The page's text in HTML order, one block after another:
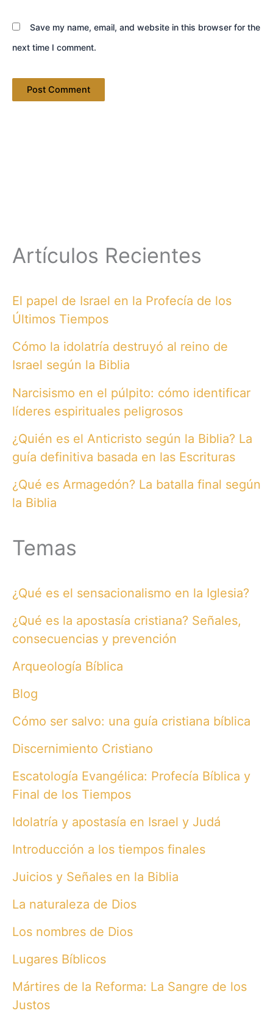
Save my name, email, and website in this browser for the
next time I comment.
Artículos Recientes
El papel de Israel en la Profecía de los
Últimos Tiempos
Cómo la idolatría destruyó al reino de
Israel según la Biblia
Narcisismo en el púlpito: cómo identificar
líderes espirituales peligrosos
¿Quién es el Anticristo según la Biblia? La
guía definitiva basada en las Escrituras
¿Qué es Armagedón? La batalla final según
la Biblia
Temas
¿Qué es el sensacionalismo en la Iglesia?
¿Qué es la apostasía cristiana? Señales,
consecuencias y prevención
Arqueología Bíblica
Blog
Cómo ser salvo: una guía cristiana bíblica
Discernimiento Cristiano
Escatología Evangélica: Profecía Bíblica y
Final de los Tiempos
Idolatría y apostasía en Israel y Judá
Introducción a los tiempos finales
Juicios y Señales en la Biblia
La naturaleza de Dios
Los nombres de Dios
Lugares Bíblicos
Mártires de la Reforma: La Sangre de los
Justos